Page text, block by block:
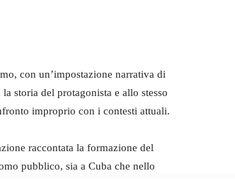
con un’impostazione narrativa di
storia del protagonista e allo stesso
improprio con i contesti attuali.
raccontata la formazione del
pubblico, sia a Cuba che nello
ai discorsi, alle sue posizioni politiche